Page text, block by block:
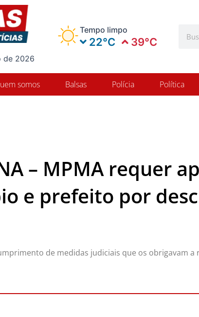
de 2026
Tempo limpo
22°C 39°C
somos Balsas Polícia Política
– MPMA requer
e prefeito por
de medidas judiciais que os obrigavam